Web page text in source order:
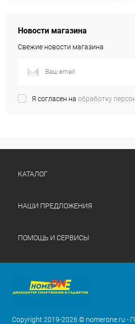
Новости магазина
Свежие новости магазина
Я согласен на обработку
КАТАЛОГ
НАШИ ПРЕДЛОЖЕНИЯ
ПОМОЩЬ И СЕРВИСЫ
Copyright 2019-2026 © nomerone.ru -